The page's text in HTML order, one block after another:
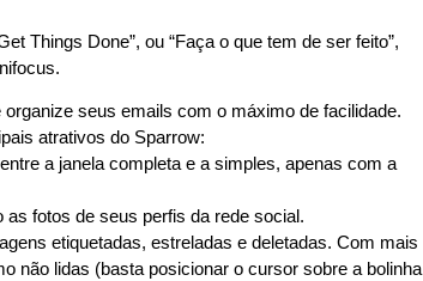
Things Done”, ou “Faça o que tem de ser feito”,
seus emails com o máximo de facilidade.
atrativos do Sparrow:
a janela completa e a simples, apenas com a
fotos de seus perfis da rede social.
etiquetadas, estreladas e deletadas. Com mais
não lidas (basta posicionar o cursor sobre a bolinha